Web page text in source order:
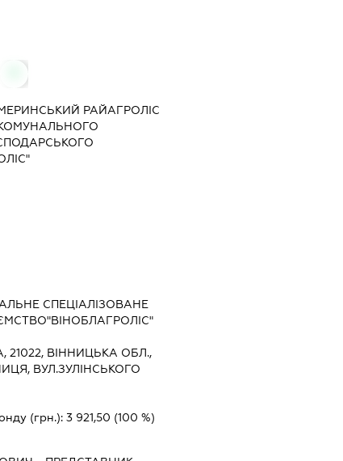
РАЙАГРОЛІС
СПЕЦІАЛІЗОВАНЕ
21022, ВІННИЦЬКА ОБЛ.,
ВУЛ.ЗУЛІНСЬКОГО
(грн.): 3 921,50 (100 %)